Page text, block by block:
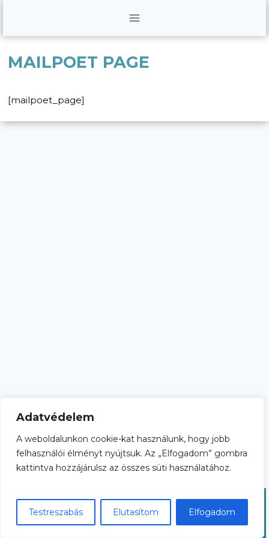
Adatvédelem
A weboldalunkon cookie-kat használunk, hogy jobb
felhasználói élményt nyújtsuk. Az „Elfogadom” gombra
kattintva hozzájárulsz az összes süti használatához.
Testreszabás Elutasítom Elfogadom
MAILPOET PAGE
[mailpoet_page]
Általános Szerződési Feltételek
© 2026 esef.hu
Nyilvántartási szám: B/2020/002038 és B/2022/001465